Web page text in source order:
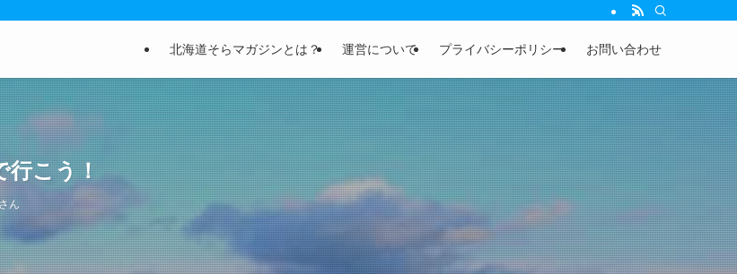
北海道そらマガジンとは？ 運営について プライバシーポリシー お問い合わせ
行こう！
ん